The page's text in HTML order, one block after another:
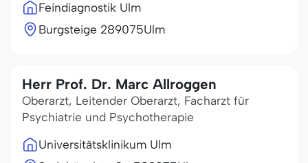
Feindiagnostik Ulm
Burgsteige 289075Ulm
Herr Prof. Dr. Marc Allroggen
Oberarzt, Leitender Oberarzt, Facharzt für
Psychiatrie und Psychotherapie
Universitätsklinikum Ulm